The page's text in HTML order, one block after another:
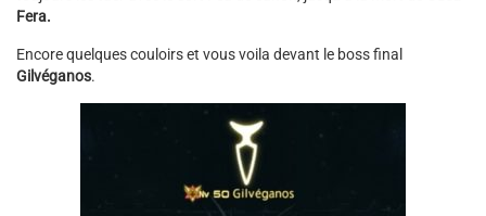
Fera.
Encore quelques couloirs et vous voila devant le boss final
Gilvéganos.